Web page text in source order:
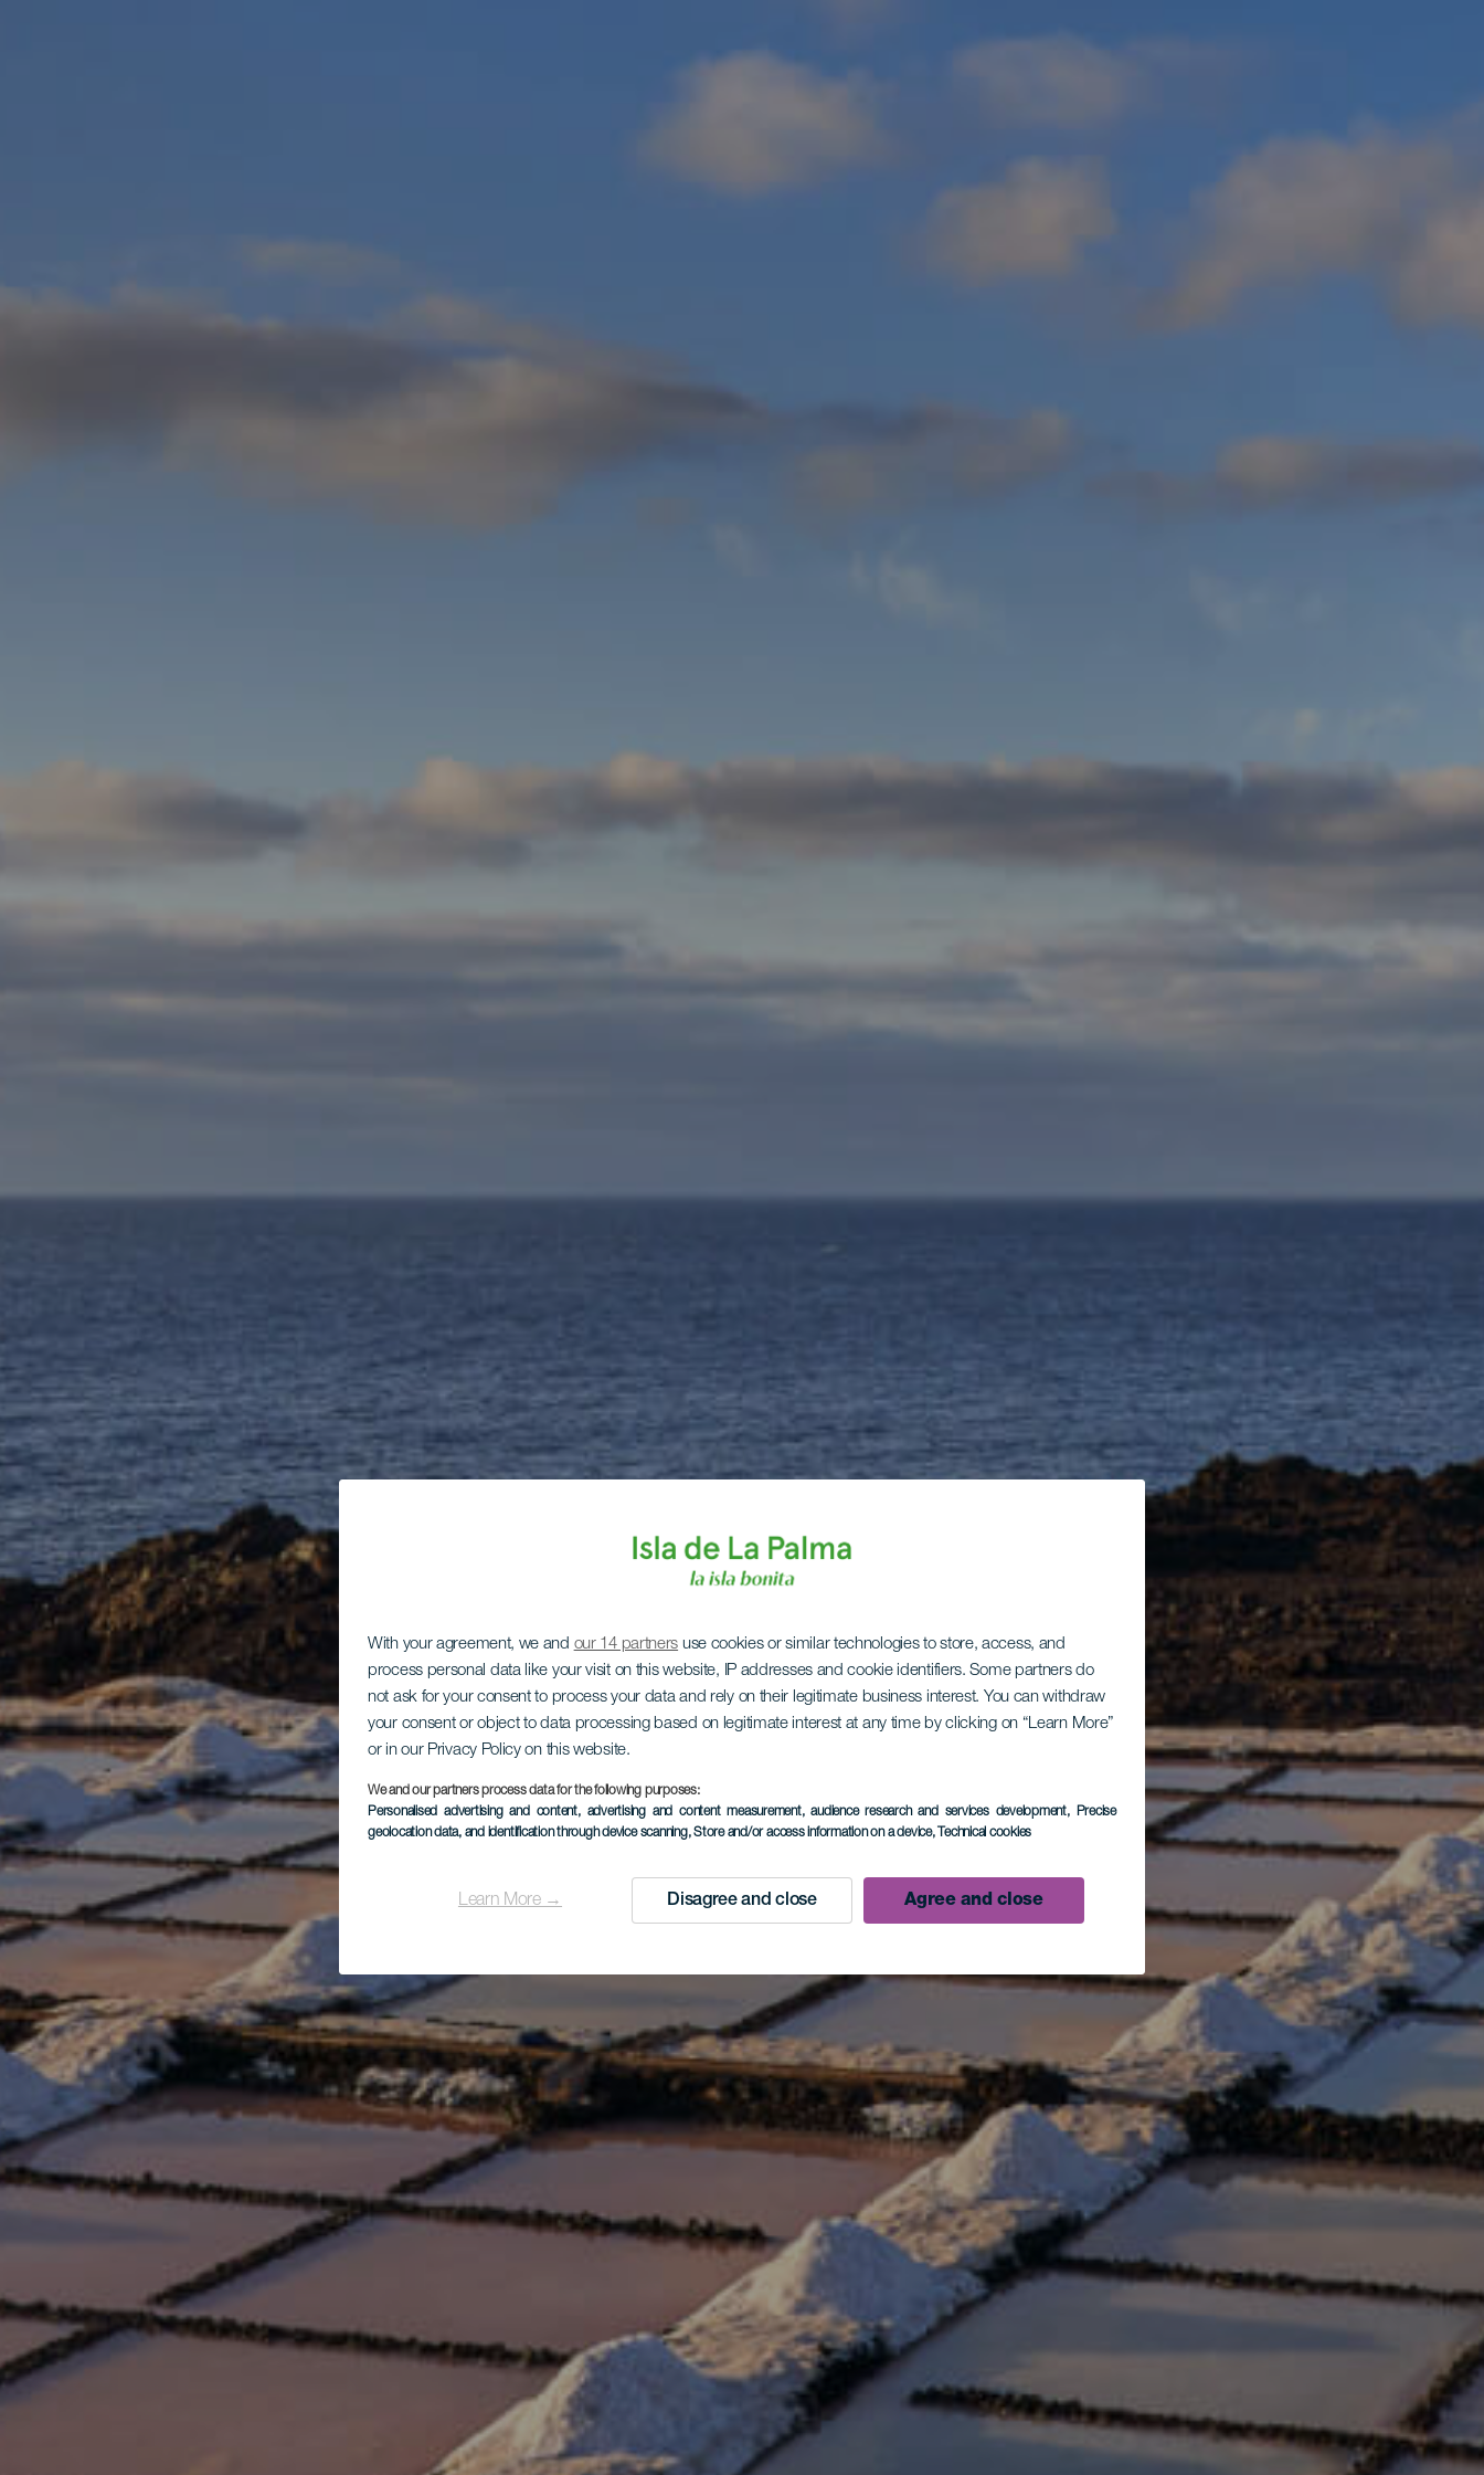
With your agreement, we and our 14 partners use cookies or similar technologies to store, access, and
process personal data like your visit on this website, IP addresses and cookie identifiers. Some partners do
not ask for your consent to process your data and rely on their legitimate business interest. You can withdraw
your consent or object to data processing based on legitimate interest at any time by clicking on “Learn More”
or in our Privacy Policy on this website.
We and our partners process data for the following purposes:
Personalised advertising and content, advertising and content measurement, audience research and services development, Precise
geolocation data, and identification through device scanning, Store and/or access information on a device, Technical cookies
Learn More → Disagree and close Agree and close